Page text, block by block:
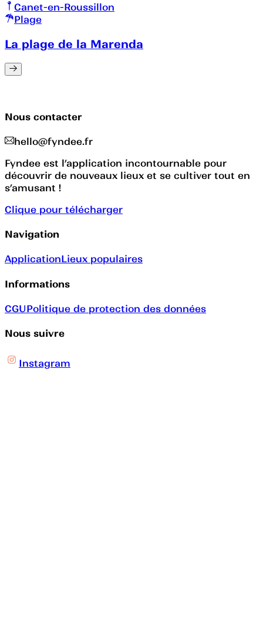
Canet-en-Roussillon
Plage
La plage de la Marenda
Nous contacter
hello@fyndee.fr
Fyndee est l’application incontournable pour
découvrir de nouveaux lieux et se cultiver tout en
s’amusant !
Clique pour télécharger
Navigation
ApplicationLieux populaires
Informations
CGUPolitique de protection des données
Nous suivre
Instagram